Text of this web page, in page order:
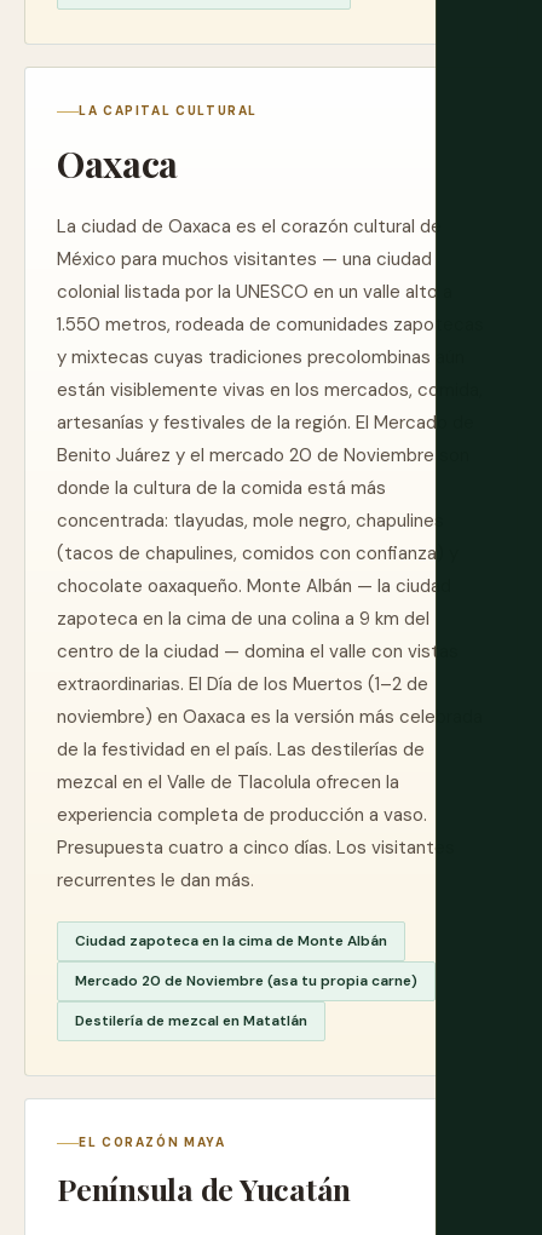
LA CAPITAL CULTURAL
Oaxaca
La ciudad de Oaxaca es el corazón cultural de
México para muchos visitantes — una ciudad
colonial listada por la UNESCO en un valle alto a
1.550 metros, rodeada de comunidades zapotecas
y mixtecas cuyas tradiciones precolombinas aún
están visiblemente vivas en los mercados, comida,
artesanías y festivales de la región. El Mercado de
Benito Juárez y el mercado 20 de Noviembre son
donde la cultura de la comida está más
concentrada: tlayudas, mole negro, chapulines
(tacos de chapulines, comidos con confianza) y
chocolate oaxaqueño. Monte Albán — la ciudad
zapoteca en la cima de una colina a 9 km del
centro de la ciudad — domina el valle con vistas
extraordinarias. El Día de los Muertos (1–2 de
noviembre) en Oaxaca es la versión más celebrada
de la festividad en el país. Las destilerías de
mezcal en el Valle de Tlacolula ofrecen la
experiencia completa de producción a vaso.
Presupuesta cuatro a cinco días. Los visitantes
recurrentes le dan más.
Ciudad zapoteca en la cima de Monte Albán
Mercado 20 de Noviembre (asa tu propia carne)
Destilería de mezcal en Matatlán
EL CORAZÓN MAYA
Península de Yucatán